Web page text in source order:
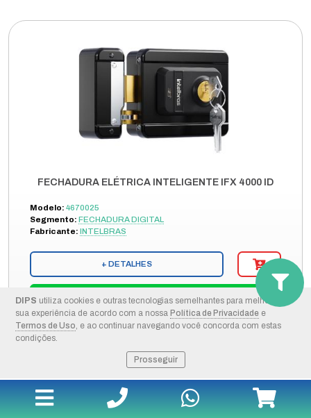
DIPS utiliza cookies e outras tecnologias semelhantes para melhorar a
sua experiência de acordo com a nossa Política de Privacidade e
Termos de Uso, e ao continuar navegando você concorda com estas
condições.
Prosseguir
FECHADURA ELÉTRICA INTELIGENTE IFX 4000 ID
Modelo: 4670025
Segmento: FECHADURA DIGITAL
Fabricante: INTELBRAS
+ DETALHES
COMPRAR PELO WHATSAPP
ORÇAMENTO POR E-MAIL